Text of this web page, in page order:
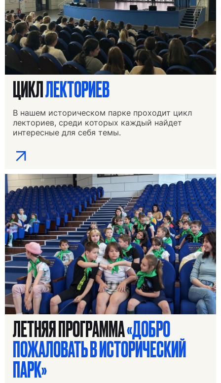
ЦИКЛЛЕКТОРИЕВ
В нашем историческом парке проходит цикл
лекториев, среди которых каждый найдет
интересные для себя темы.
ЛЕТНЯЯ ПРОГРАММА«ДОБРО
ПОЖАЛОВАТЬ В ИСТОРИЧЕСКИЙ
ПАРК»